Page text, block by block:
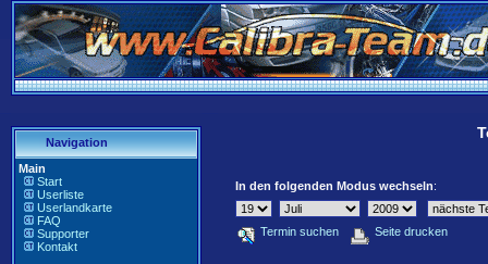
Navigation
Main
Start
Userliste
Userlandkarte
FAQ
Supporter
Kontakt
In den folgenden Modus wechseln:
Termin suchen Seite drucken